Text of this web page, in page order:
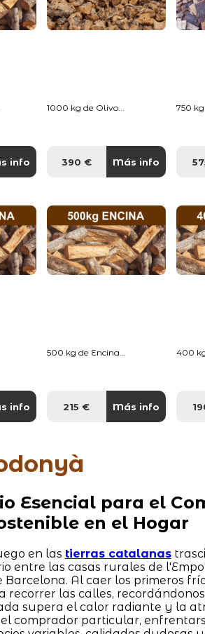
info
1000 kg de Olivo...
390 € Más info
750 kg
info
500 kg de Encina...
215 € Más info
400 kg
Esencial para el
en el Hogar
en las tierras catalanas
entre las casas rurales de
Barcelona. Al caer los primeros
recorrer las calles,
supera el calor radiante y la
comprador particular,